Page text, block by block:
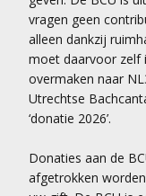
vragen geen
alleen dankzij
moet daarvoor zelf
overmaken naar
Utrechtse
‘donatie 2026’.
Donaties aan de
afgetrokken